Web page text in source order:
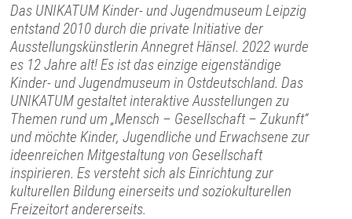
Das UNIKATUM Kinder- und Jugendmuseum Leipzig
entstand 2010 durch die private Initiative der
Ausstellungskünstlerin Annegret Hänsel. 2022 wurde
es 12 Jahre alt! Es ist das einzige eigenständige
Kinder- und Jugendmuseum in Ostdeutschland. Das
UNIKATUM gestaltet interaktive Ausstellungen zu
Themen rund um „Mensch – Gesellschaft – Zukunft“
und möchte Kinder, Jugendliche und Erwachsene zur
ideenreichen Mitgestaltung von Gesellschaft
inspirieren. Es versteht sich als Einrichtung zur
kulturellen Bildung einerseits und soziokulturellen
Freizeitort andererseits.